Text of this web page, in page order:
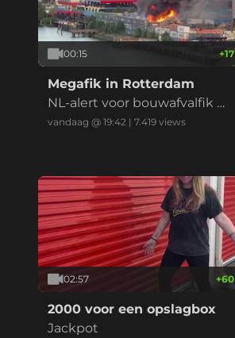
00:15 +17
Megafik in Rotterdam
NL-alert voor bouwafvalfik m
et zwarte reauk bij recycling
vandaag @ 19:42 | 7.419 views
02:57 +60
2000 voor een opslagbox
Jackpot